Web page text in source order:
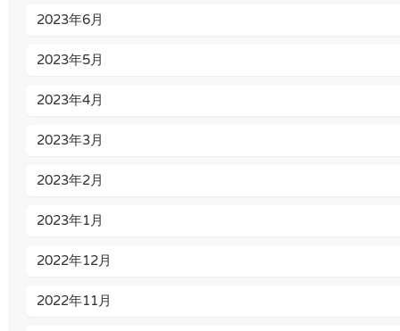
2023年6月
2023年5月
2023年4月
2023年3月
2023年2月
2023年1月
2022年12月
2022年11月